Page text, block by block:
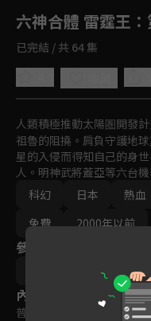
六神合體 雷霆王
已完結 / 共 64 集
人類積極推動太陽圏開發
祖魯的阻撓。肩負守護地
星的入侵而得知自己的身
人。明神武將蓋亞等六台
戰來自吉森星的侵略者。
劇性對決的開端。
科幻
日本 熱血
免費
2000年以前
參與演員
內容標籤
普遍級